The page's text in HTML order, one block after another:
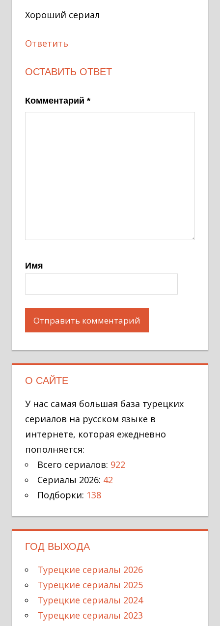
Хороший сериал
Ответить
ОСТАВИТЬ ОТВЕТ
Комментарий *
Имя
О САЙТЕ
У нас самая большая база турецких
сериалов на русском языке в
интернете, которая ежедневно
пополняется:
Всего сериалов: 922
Сериалы 2026: 42
Подборки: 138
ГОД ВЫХОДА
Турецкие сериалы 2026
Турецкие сериалы 2025
Турецкие сериалы 2024
Турецкие сериалы 2023